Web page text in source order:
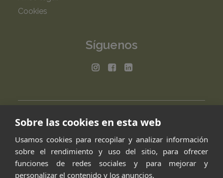
Cookies
Síguenos
Sobre las cookies en esta web
Usamos cookies para recopilar y analizar información
sobre el rendimiento y uso del sitio, para ofrecer
funciones de redes sociales y para mejorar y
personalizar el contenido y los anuncios.